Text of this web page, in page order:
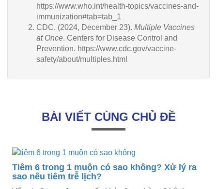
https://www.who.int/health-topics/vaccines-and-
immunization#tab=tab_1
CDC. (2024, December 23). Multiple Vaccines
at Once. Centers for Disease Control and
Prevention. https://www.cdc.gov/vaccine-
safety/about/multiples.html
BÀI VIẾT CÙNG CHỦ ĐỀ
có sao không? Xử lý ra
lịch?